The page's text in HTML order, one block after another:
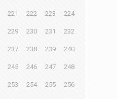
221 222 223 224
229 230 231 232
237 238 239 240
245 246 247 248
253 254 255 256